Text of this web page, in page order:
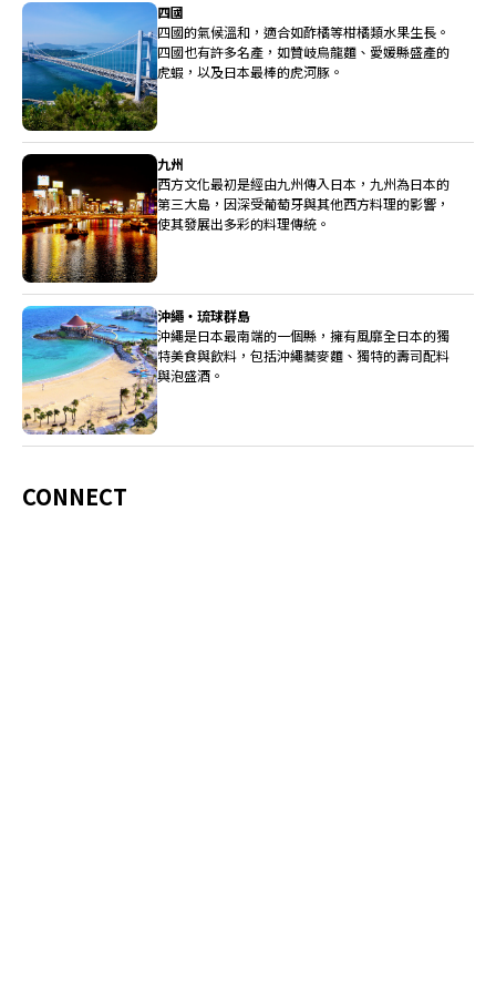
四國
四國的氣候溫和，適合如酢橘等柑橘類水果生長。
四國也有許多名產，如贊岐烏龍麵、愛媛縣盛產的
虎蝦，以及日本最棒的虎河豚。
九州
西方文化最初是經由九州傳入日本，九州為日本的
第三大島，因深受葡萄牙與其他西方料理的影響，
使其發展出多彩的料理傳統。
沖繩・琉球群島
沖繩是日本最南端的一個縣，擁有風靡全日本的獨
特美食與飲料，包括沖繩蕎麥麵、獨特的壽司配料
與泡盛酒。
CONNECT